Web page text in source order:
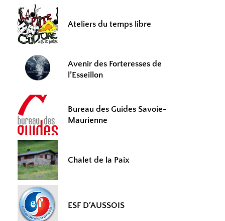
Ateliers du temps libre
Avenir des Forteresses de
l’Esseillon
Bureau des Guides Savoie-
Maurienne
Chalet de la Paix
ESF D’AUSSOIS